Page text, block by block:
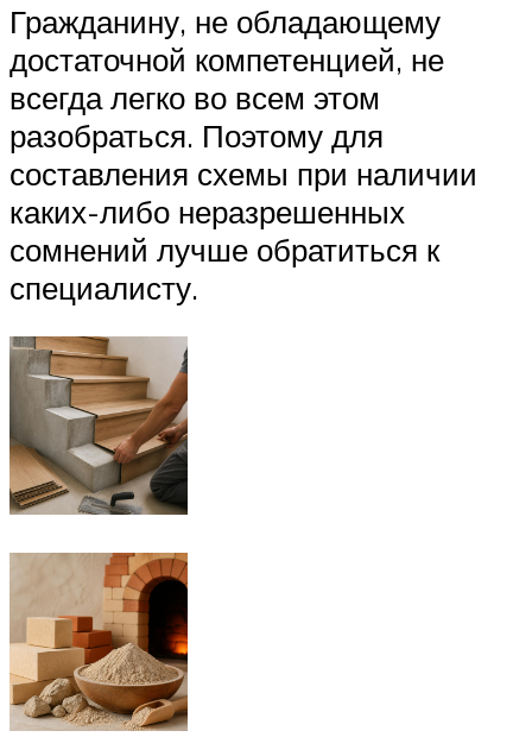
Гражданину, не обладающему
достаточной компетенцией, не
всегда легко во всем этом
разобраться. Поэтому для
составления схемы при наличии
каких-либо неразрешенных
сомнений лучше обратиться к
специалисту.